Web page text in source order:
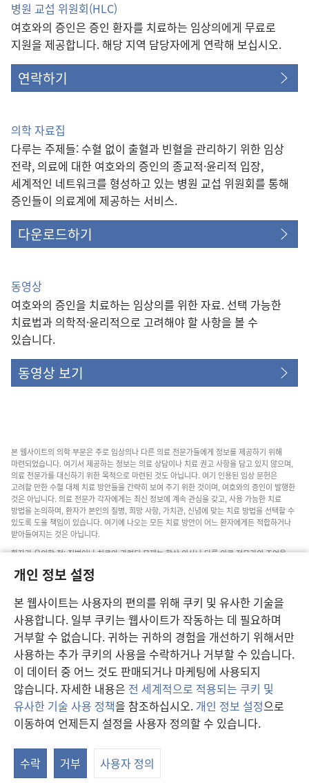
개인 정보 설정
본 웹사이트는 사용자의 편의를 위해 쿠키 및 유사한 기술을
사용합니다. 일부 쿠키는 웹사이트가 작동하는 데 필요하며
거부할 수 없습니다. 귀하는 귀하의 경험을 개선하기 위해서만
사용하는 추가 쿠키의 사용을 수락하거나 거부할 수 있습니다.
이 데이터 중 어느 것도 판매되거나 마케팅에 사용되지
않습니다. 자세한 내용은 전 세계적으로 적용되는 쿠키 및
유사한 기술 사용 정책을 참조하십시오. 개인 정보 설정으로
이동하여 언제든지 설정을 사용자 정의할 수 있습니다.
수락 거부 사용자 정의
병원 교섭 위원회(HLC)
여호와의 증인은 증인 환자를 치료하는 임상의에게 무료로
지원을 제공합니다. 해당 지역 담당자에게 연락해 보십시오.
연락하기
의학 자료집
다루는 주제들: 수혈 없이 출혈과 빈혈을 관리하기 위한 임상
전략, 의료에 대한 여호와의 증인의 종교적·윤리적 입장,
세계적인 네트워크를 형성하고 있는 병원 교섭 위원회를 통해
증인들이 의료계에 제공하는 서비스.
다운로드하기
동영상
여호와의 증인을 치료하는 임상의를 위한 자료. 선택 가능한
치료법과 의학적·윤리적으로 고려해야 할 사항을 볼 수
있습니다.
동영상 보기
본 웹사이트의 의학 부문은 주로 임상의나 다른 의료 전문가들에게 정보를 제공하기 위해
마련되었습니다. 여기서 제공하는 정보는 의료 상담이나 치료 권고 사항을 담고 있지 않으며,
의료 전문가를 대신하기 위한 목적으로 마련된 것도 아닙니다. 여기 인용된 임상 문헌은
고려할 만한 수혈 대체 치료 방안들을 간략히 보여 주기 위한 것이며, 여호와의 증인이 발행한
것은 아닙니다. 의료 전문가 각자에게는 최신 정보에 계속 관심을 갖고, 사용 가능한 치료
방법을 논의하며, 환자가 본인의 질병, 희망 사항, 가치관, 신념에 맞는 치료 방법을 선택할 수
있도록 도울 책임이 있습니다. 여기에 나오는 모든 치료 방안이 어느 환자에게든 적합하거나
받아들여지는 것은 아닙니다.
환자가 유의할 점: 질병이나 치료와 관련된 문제는 항상 의사나 다른 의료 전문가의 조언을
본 웹사이트의 이용은 이 사이트 약관의 제약을 받습니다.
보기 설정
Copyright© 2026 Watch Tower Bible and Tract Society of Pennsylvania.
이용 약관| 개인 정보 보호 정책| 개인 정보 보호 설정